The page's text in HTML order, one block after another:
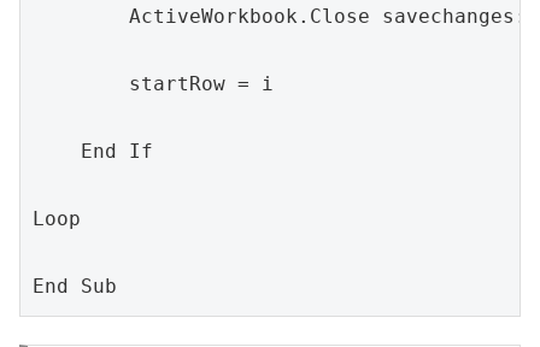
ActiveWorkbook.Close
        startRow = i
    End If
Loop